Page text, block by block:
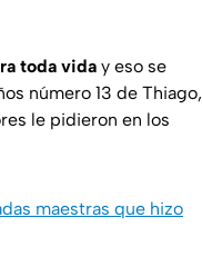
toda vida y eso se
número 13 de Thiago,
le pidieron en los
maestras que hizo